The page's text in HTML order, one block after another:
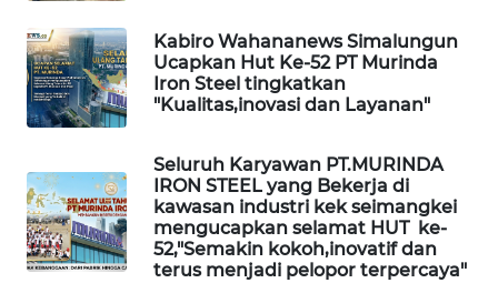
Kabiro Wahananews Simalungun
Ucapkan Hut Ke-52 PT Murinda
Iron Steel tingkatkan
"Kualitas,inovasi dan Layanan"
Seluruh Karyawan PT.MURINDA
IRON STEEL yang Bekerja di
kawasan industri kek seimangkei
mengucapkan selamat HUT ke-
52,"Semakin kokoh,inovatif dan
terus menjadi pelopor terpercaya"
SIBARAGAS
NEWS
METRO
NEWS
METRO
MEDAN